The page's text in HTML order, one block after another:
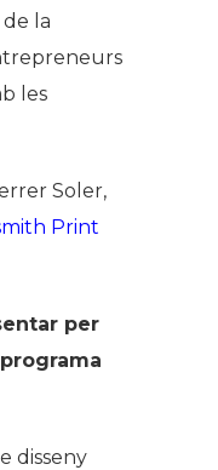
la
les
Soler,
Print
per
disseny